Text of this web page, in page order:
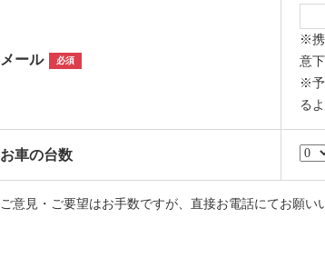
メール 必須
※携
意下
※予
る
お車の台数
ご意見・ご要望はお手数ですが、直接お電話にてお願い